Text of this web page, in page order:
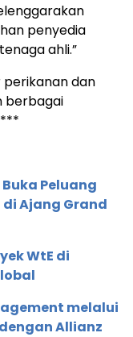
penyedia
ahli.”
dan
berbagai
Buka Peluang
Ajang Grand
WtE di
melalui
Allianz